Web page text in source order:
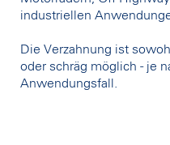
industriellen
Die Verzahnung ist
oder schräg möglich - je
Anwendungsfall.